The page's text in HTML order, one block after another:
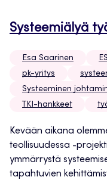
Systeemiälyä
Esa Saarinen
pk-yritys
Systeeminen
TKI-hankkeet
Kevään aikana
teollisuudessa -
ymmärrystä
tapahtuvien